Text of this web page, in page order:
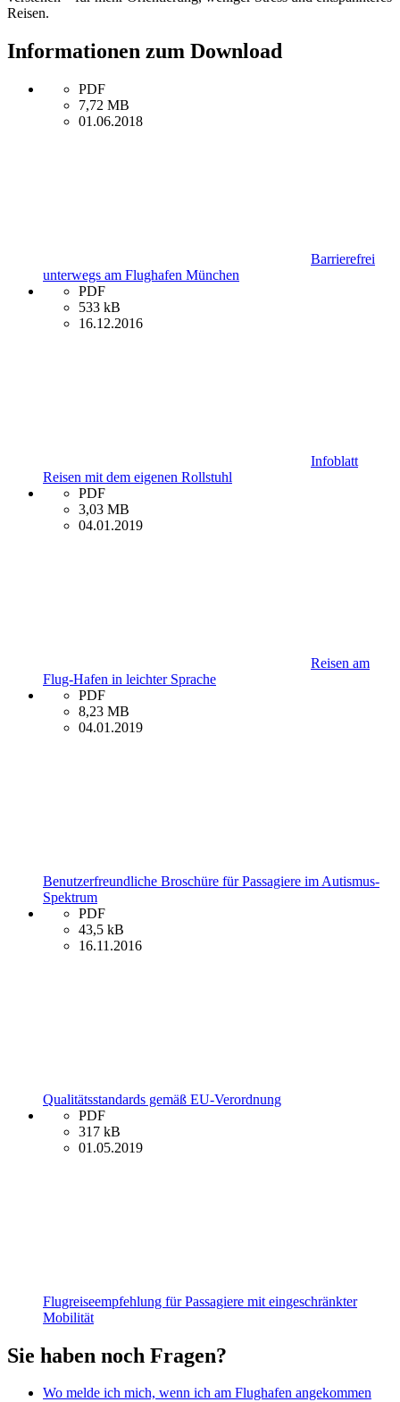
Reisen.
Informationen zum Download
PDF
7,72 MB
01.06.2018
Barrierefrei
unterwegs am Flughafen München
PDF
533 kB
16.12.2016
Infoblatt
Reisen mit dem eigenen Rollstuhl
PDF
3,03 MB
04.01.2019
Reisen am
Flug-Hafen in leichter Sprache
PDF
8,23 MB
04.01.2019
Benutzerfreundliche Broschüre für Passagiere im Autismus-
Spektrum
PDF
43,5 kB
16.11.2016
Qualitätsstandards gemäß EU-Verordnung
PDF
317 kB
01.05.2019
Flugreiseempfehlung für Passagiere mit eingeschränkter
Mobilität
Sie haben noch Fragen?
Wo melde ich mich, wenn ich am Flughafen angekommen